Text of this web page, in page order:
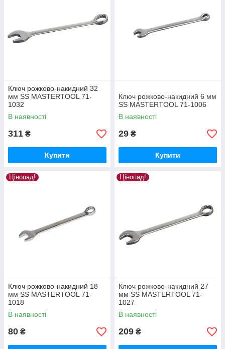
Ключ рожково-накидний 32
мм SS MASTERTOOL 71-
1032
В наявності
311 ₴
Купити
Ключ рожково-накидний 6 мм
SS MASTERTOOL 71-1006
В наявності
29 ₴
Купити
Цінопад!
Ключ рожково-накидний 18
мм SS MASTERTOOL 71-
1018
В наявності
80 ₴
Цінопад!
Ключ рожково-накидний 27
мм SS MASTERTOOL 71-
1027
В наявності
209 ₴